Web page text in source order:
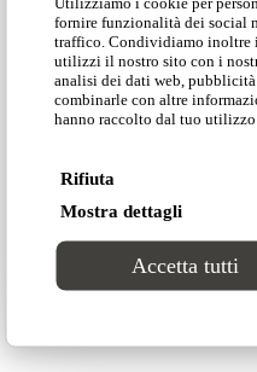
fornire funzionalità dei social
traffico. Condividiamo inoltre
utilizzi il nostro sito con i
analisi dei dati web,
combinarle con altre
hanno raccolto dal tuo
Rifiuta
Mostra dettagli
Accetta tutti
Groove
Tracks
Sweet dreams
Domingo Salotti S.r.l.
61121 Pesaro (PU) Italia
© Domingo | P. IVA
Privacy Policy